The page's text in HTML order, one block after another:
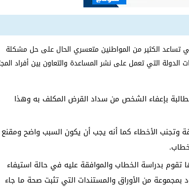
الكثير من المواطنين متعسري الحال على حل مشكلة
التي تعمل على نشر المساعدة والتعاون بين أفراد
بإعفاء الشخص من سداد القرض المكلف به وهذا
وتجنب الأخطاء كما أنه يجب أن يكون السبب واضح ومقنع
تقوم بدراسة الخطاب والموافقة عليه في حالة استيفاء
بمجموعة من الأوراق والمستندات التي تثبت صحة ما جاء